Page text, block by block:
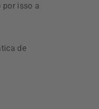
por isso a
de